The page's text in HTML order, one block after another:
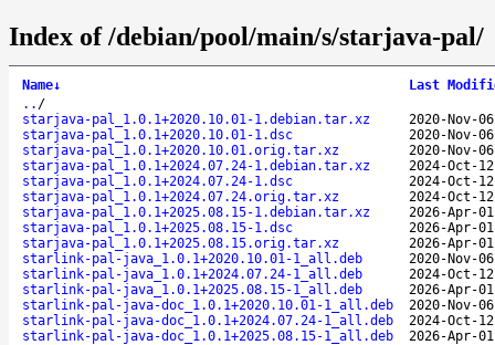
Index of /debian/pool/main/s/starjava-pal/
Name↓
Last
.. /
starjava-pal_1.0.1+2020.10.01-1.debian.tar.xz
2020-Nov-
starjava-pal_1.0.1+2020.10.01-1.dsc
2020-Nov-
starjava-pal_1.0.1+2020.10.01.orig.tar.xz
2020-Nov-
starjava-pal_1.0.1+2024.07.24-1.debian.tar.xz
2024-Oct-
starjava-pal_1.0.1+2024.07.24-1.dsc
2024-Oct-
starjava-pal_1.0.1+2024.07.24.orig.tar.xz
2024-Oct-
starjava-pal_1.0.1+2025.08.15-1.debian.tar.xz
2026-Apr-
starjava-pal_1.0.1+2025.08.15-1.dsc
2026-Apr-
starjava-pal_1.0.1+2025.08.15.orig.tar.xz
2026-Apr-
starlink-pal-java_1.0.1+2020.10.01-1_all.deb
2020-Nov-
starlink-pal-java_1.0.1+2024.07.24-1_all.deb
2024-Oct-
starlink-pal-java_1.0.1+2025.08.15-1_all.deb
2026-Apr-
starlink-pal-java-doc_1.0.1+2020.10.01-1_all.deb
2020-Nov-
starlink-pal-java-doc_1.0.1+2024.07.24-1_all.deb
2024-Oct-
starlink-pal-java-doc_1.0.1+2025.08.15-1_all.deb
2026-Apr-